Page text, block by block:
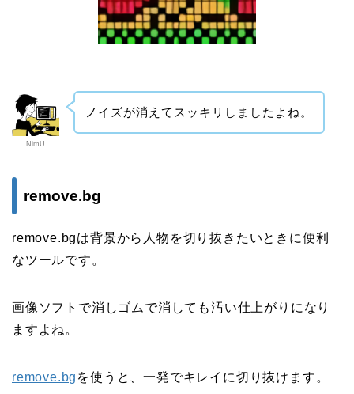
NimU
ノイズが消えてスッキリしましたよね。
remove.bg
remove.bgは背景から人物を切り抜きたいときに便利
なツールです。
画像ソフトで消しゴムで消しても汚い仕上がりになり
ますよね。
remove.bg を使うと、一発でキレイに切り抜けます。